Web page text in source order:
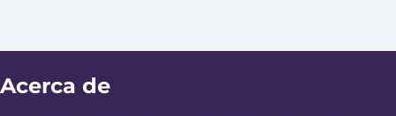
Acerca de